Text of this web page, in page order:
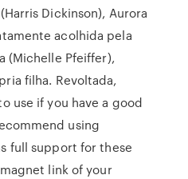
Dickinson), Aurora
acolhida pela
(Michelle Pfeiffer),
filha. Revoltada,
use if you have a good
using
full support for these
link of your